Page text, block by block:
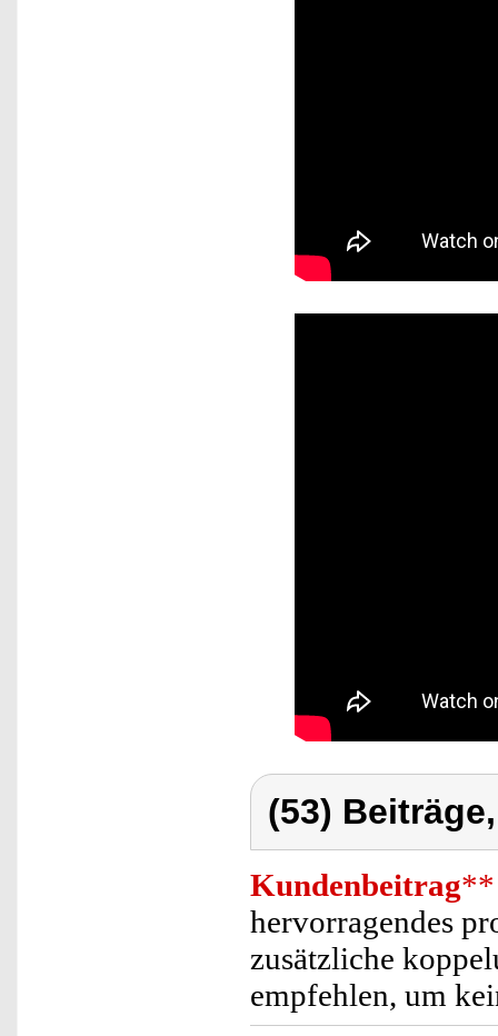
(53)
Kundenbeitrag**
hervorragendes
zusätzliche
empfehlen, um